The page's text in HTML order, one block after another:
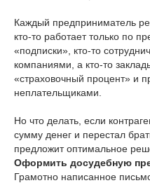
Каждый предприниматель
кто-то работает только по
«подписки», кто-то
компаниями, а кто-то
«страховочный процент» и
неплательщиками.
Но что делать, если
сумму денег и перестал
предложит оптимальное
Оформить досудебную
Грамотно написанное